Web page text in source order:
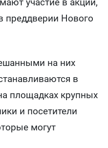
участие в акции,
преддверии Нового
на них
в
площадках крупных
и посетители
могут